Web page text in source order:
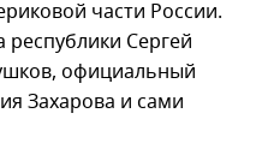
части России.
республики Сергей
официальный
Захарова и сами